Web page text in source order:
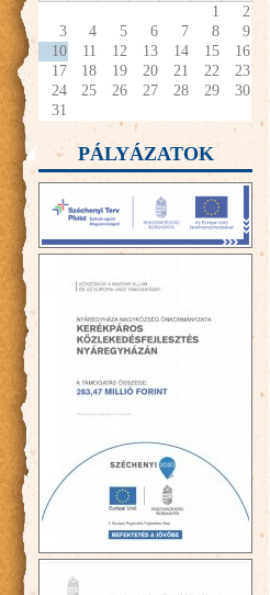
1
2
3
4 5 6 7 8
9
10
11 12 13 14 15
16
17
18 19 20 21 22
23
24
25 26 27 28 29
30
31
PÁLYÁZATOK